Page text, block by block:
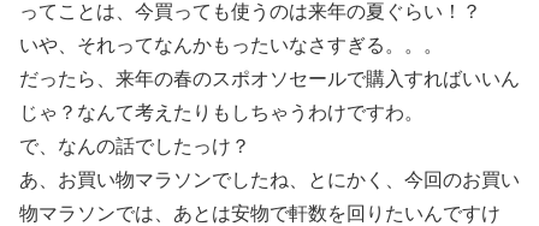
ってことは、今買っても使うのは来年の夏ぐらい！？
いや、それってなんかもったいなさすぎる。。。
だったら、来年の春のスポオソセールで購入すればいいん
じゃ？なんて考えたりもしちゃうわけですわ。
で、なんの話でしたっけ？
あ、お買い物マラソンでしたね、とにかく、今回のお買い
物マラソンでは、あとは安物で軒数を回りたいんですけ